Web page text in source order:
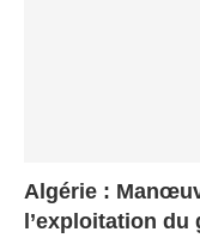
Algérie :
l’exploitation